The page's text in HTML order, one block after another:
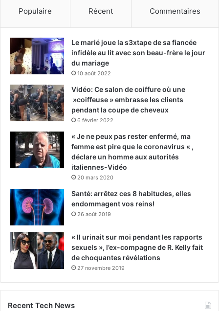
Populaire Récent Commentaires
Le marié joue la s3xtape de sa fiancée
infidèle au lit avec son beau-frère le jour
du mariage
10 août 2022
Vidéo: Ce salon de coiffure où une
»coiffeuse » embrasse les clients
pendant la coupe de cheveux
6 février 2022
« Je ne peux pas rester enfermé, ma
femme est pire que le coronavirus « ,
déclare un homme aux autorités
italiennes-Vidéo
20 mars 2020
Santé: arrêtez ces 8 habitudes, elles
endommagent vos reins!
26 août 2019
« Il urinait sur moi pendant les rapports
sexuels », l’ex-compagne de R. Kelly fait
de choquantes révélations
27 novembre 2019
Recent Tech News